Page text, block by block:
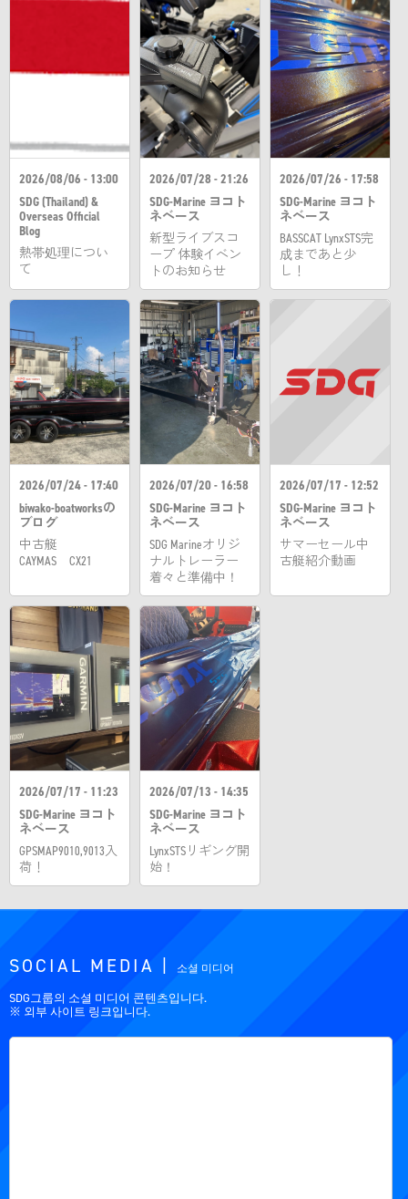
2026/08/06 - 13:00
SDG (Thailand) &
Overseas Official
Blog
熱帯処理につい
て
2026/07/28 - 21:26
SDG-Marine ヨコト
ネベース
新型ライブスコ
ープ 体験イベン
トのお知らせ
2026/07/26 - 17:58
SDG-Marine ヨコト
ネベース
BASSCAT LynxSTS完
成まであと少
し！
2026/07/24 - 17:40
biwako-boatworksの
ブログ
中古艇
CAYMAS CX21
2026/07/20 - 16:58
SDG-Marine ヨコト
ネベース
SDG Marineオリジ
ナルトレーラー
着々と準備中！
2026/07/17 - 12:52
SDG-Marine ヨコト
ネベース
サマーセール中
古艇紹介動画
2026/07/17 - 11:23
SDG-Marine ヨコト
ネベース
GPSMAP9010,9013入
荷！
2026/07/13 - 14:35
SDG-Marine ヨコト
ネベース
LynxSTSリギング開
始！
SOCIAL MEDIA | 소셜 미디어
SDG그룹의 소셜 미디어 콘텐츠입니다.
※ 외부 사이트 링크입니다.